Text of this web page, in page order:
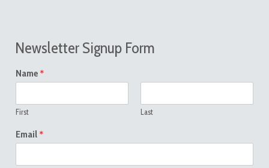
Newsletter Signup Form
Name *
First Last
Email *